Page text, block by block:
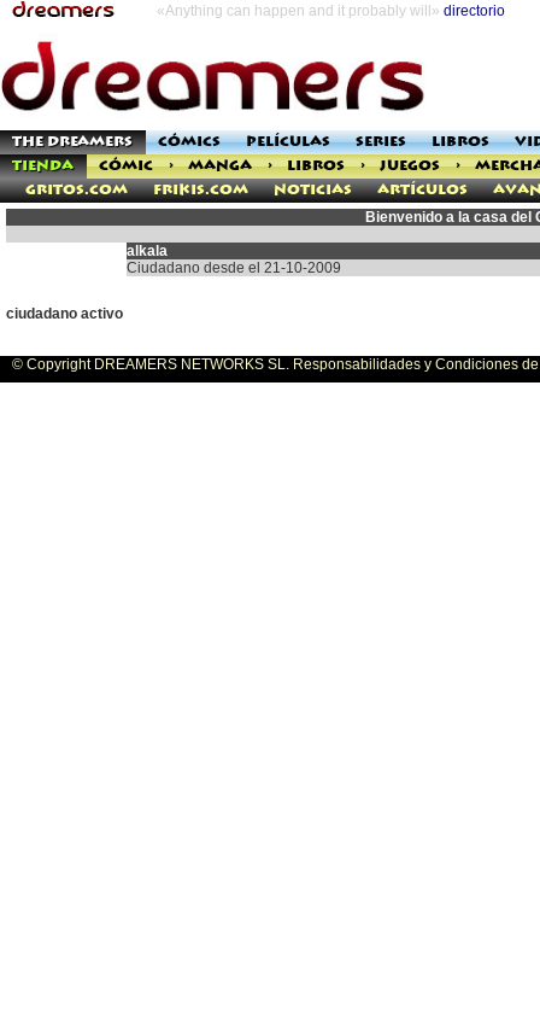
«Anything can happen and it probably will» directorio
THE DREAMERS CÓMICS PELÍCULAS SERIES LIBROS
TIENDA
CÓMIC > MANGA > LIBROS > JUEGOS >
Gritos.com
Frikis.com Noticias Artículos
Bienvenido a la casa del
alkala
Ciudadano desde el 21-10-2009
ciudadano activo
© Copyright DREAMERS NETWORKS SL. Responsabilidades y Condiciones